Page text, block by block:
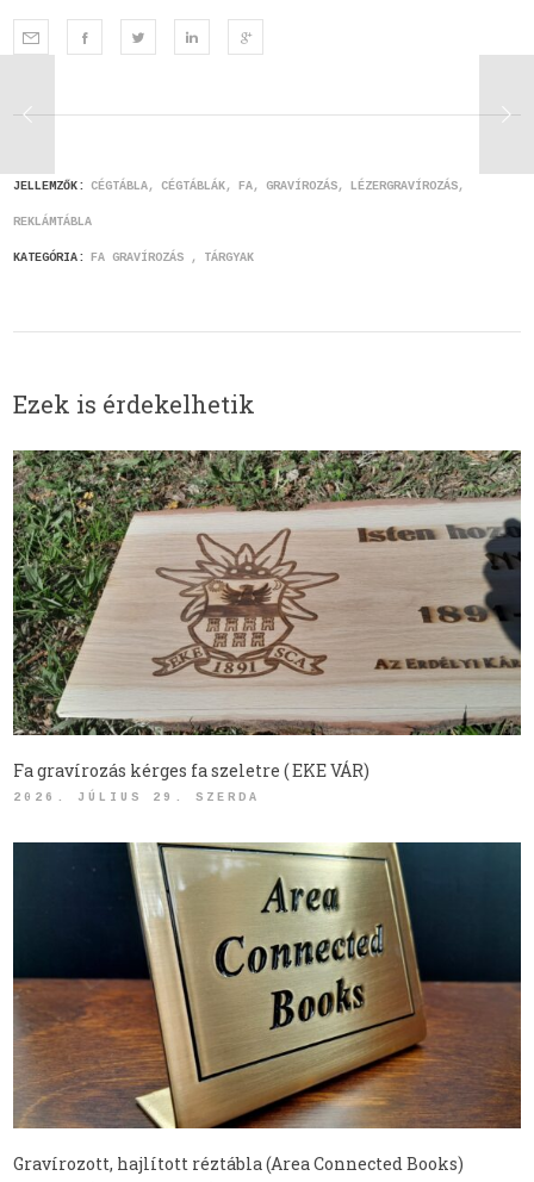
JELLEMZŐK: CÉGTÁBLA CÉGTÁBLÁK FA GRAVÍROZÁS LÉZERGRAVÍROZÁS
REKLÁMTÁBLA
KATEGÓRIA: FA GRAVÍROZÁS TÁRGYAK
Ezek is érdekelhetik
Fa gravírozás kérges fa szeletre ( EKE VÁR)
2026. JÚLIUS 29. SZERDA
Gravírozott, hajlított réztábla (Area Connected Books)